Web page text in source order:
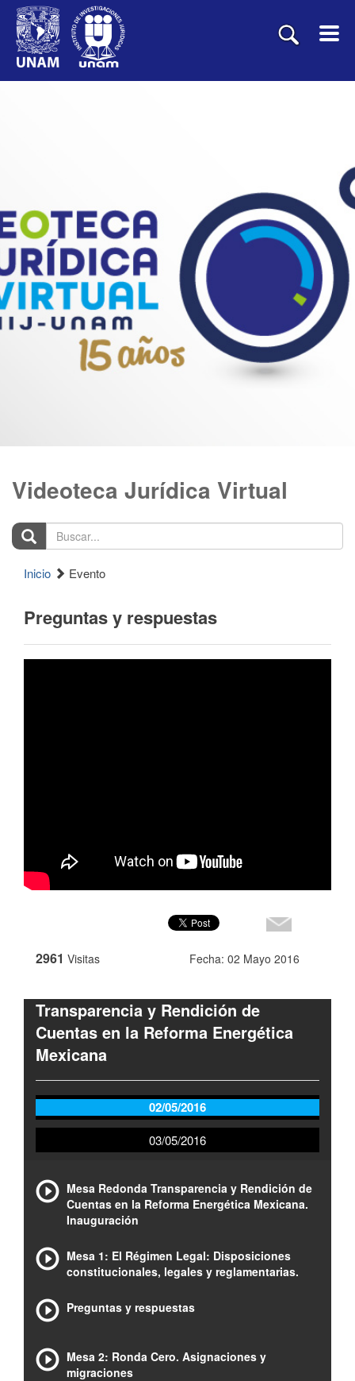
Videoteca Jurídica Virtual
Buscar...
Inicio Evento
Preguntas y respuestas
2961 Visitas Fecha: 02 Mayo 2016
Transparencia y Rendición de
Cuentas en la Reforma Energética
Mexicana
02/05/2016
03/05/2016
Mesa Redonda Transparencia y Rendición de
Cuentas en la Reforma Energética Mexicana.
Inauguración
Mesa 1: El Régimen Legal: Disposiciones
constitucionales, legales y reglamentarias.
Preguntas y respuestas
Mesa 2: Ronda Cero. Asignaciones y
migraciones